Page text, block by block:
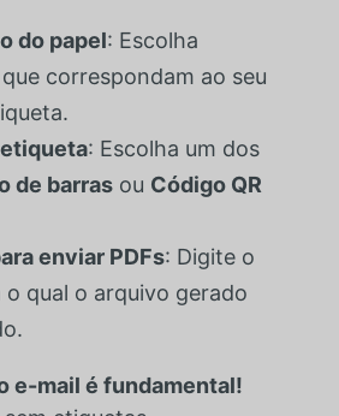
do papel: Escolha
correspondam ao seu
: Escolha um dos
de barrasou Código QR
enviar PDFs: Digite o
o qual o arquivo gerado
e-mail é fundamental!